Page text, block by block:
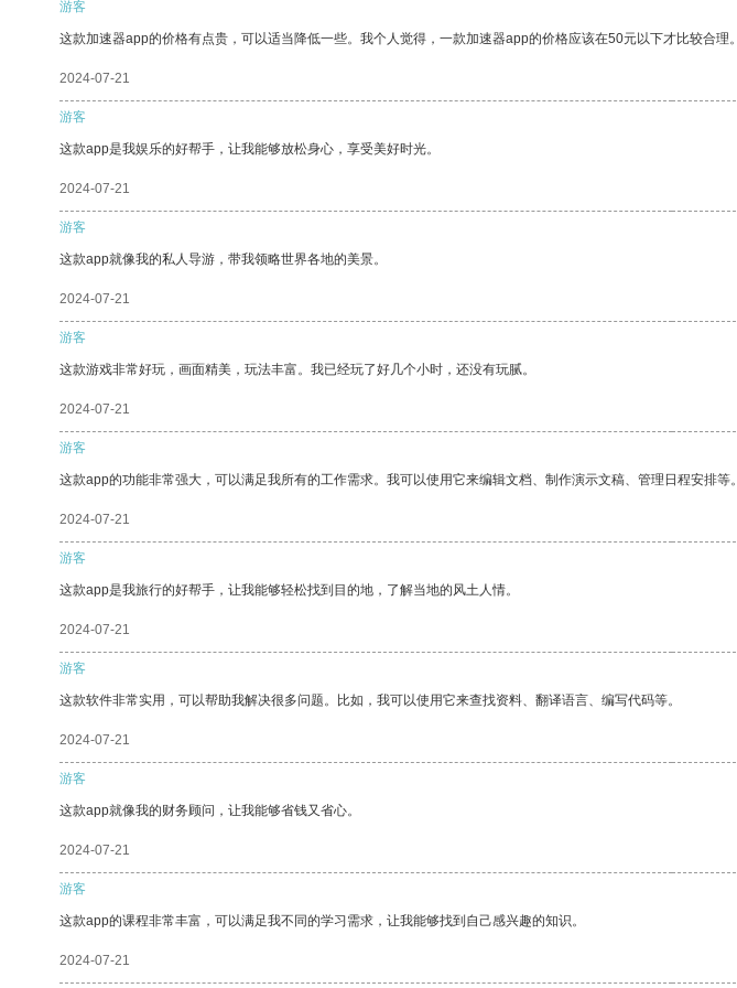
游客
这款加速器app的价格有点贵，可以适当降低一些。我个人觉得，一款加速器app的价格应该在50元以下才比较合理。
2024-07-21
游客
这款app是我娱乐的好帮手，让我能够放松身心，享受美好时光。
2024-07-21
游客
这款app就像我的私人导游，带我领略世界各地的美景。
2024-07-21
游客
这款游戏非常好玩，画面精美，玩法丰富。我已经玩了好几个小时，还没有玩腻。
2024-07-21
游客
这款app的功能非常强大，可以满足我所有的工作需求。我可以使用它来编辑文档、制作演示文稿、管理日程安排等。
2024-07-21
游客
这款app是我旅行的好帮手，让我能够轻松找到目的地，了解当地的风土人情。
2024-07-21
游客
这款软件非常实用，可以帮助我解决很多问题。比如，我可以使用它来查找资料、翻译语言、编写代码等。
2024-07-21
游客
这款app就像我的财务顾问，让我能够省钱又省心。
2024-07-21
游客
这款app的课程非常丰富，可以满足我不同的学习需求，让我能够找到自己感兴趣的知识。
2024-07-21